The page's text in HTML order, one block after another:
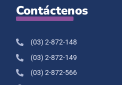
Contáctenos
(03) 2-872-148
(03) 2-872-149
(03) 2-872-566